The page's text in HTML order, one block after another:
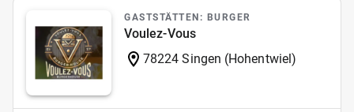
GASTSTÄTTEN: BURGER
Voulez-Vous
78224 Singen (Hohentwiel)